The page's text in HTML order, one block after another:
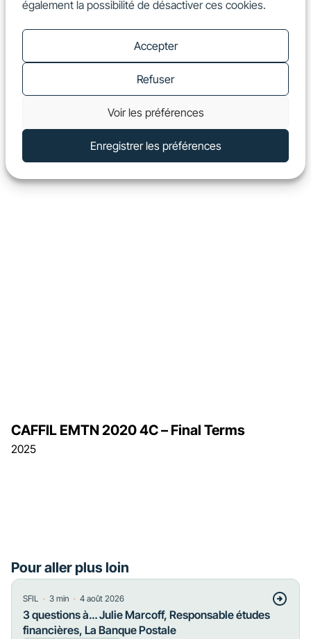
également la possibilité de désactiver ces cookies.
Accepter
Refuser
Voir les préférences
Enregistrer les préférences
2025
CAFFIL EMTN 2020 4C – Final Terms
Pour aller plus loin
SFIL ・ 3 min ・ 4 août 2026
3 questions à… Julie Marcoff, Responsable études
financières, La Banque Postale